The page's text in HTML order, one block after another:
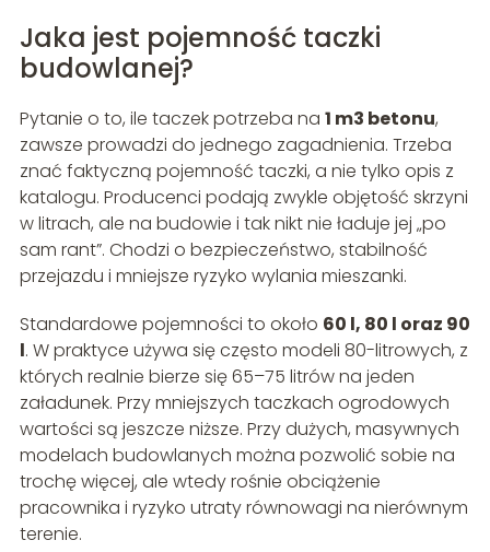
Jaka jest pojemność taczki
budowlanej?
Pytanie o to, ile taczek potrzeba na 1 m3 betonu,
zawsze prowadzi do jednego zagadnienia. Trzeba
znać faktyczną pojemność taczki, a nie tylko opis z
katalogu. Producenci podają zwykle objętość skrzyni
w litrach, ale na budowie i tak nikt nie ładuje jej „po
sam rant”. Chodzi o bezpieczeństwo, stabilność
przejazdu i mniejsze ryzyko wylania mieszanki.
Standardowe pojemności to około 60 l, 80 l oraz 90
l. W praktyce używa się często modeli 80-litrowych, z
których realnie bierze się 65–75 litrów na jeden
załadunek. Przy mniejszych taczkach ogrodowych
wartości są jeszcze niższe. Przy dużych, masywnych
modelach budowlanych można pozwolić sobie na
trochę więcej, ale wtedy rośnie obciążenie
pracownika i ryzyko utraty równowagi na nierównym
terenie.